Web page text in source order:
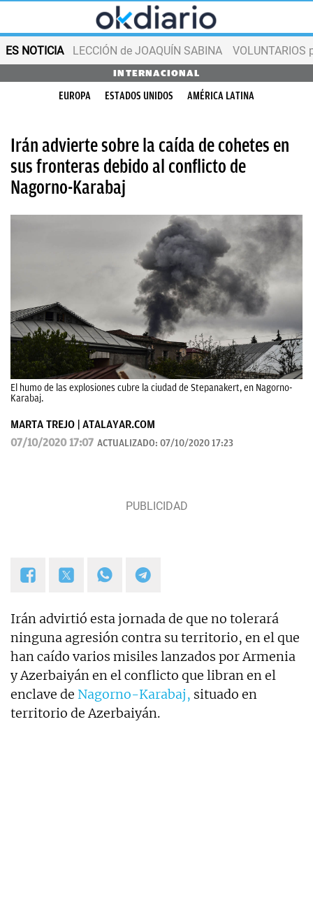
ES NOTICIA LECCIÓN de JOAQUÍN SABINA VOLUNTARIOS
INTERNACIONAL
EUROPA ESTADOS UNIDOS AMÉRICA LATINA
Irán advierte sobre la caída de cohetes en
sus fronteras debido al conflicto de
Nagorno-Karabaj
El humo de las explosiones cubre la ciudad de Stepanakert, en Nagorno-
Karabaj.
MARTA TREJO | ATALAYAR.COM
07/10/2020 17:07 ACTUALIZADO: 07/10/2020 17:23
Irán advirtió esta jornada de que no tolerará
ninguna agresión contra su territorio, en el que
han caído varios misiles lanzados por Armenia
y Azerbaiyán en el conflicto que libran en el
enclave de Nagorno-Karabaj, situado en
territorio de Azerbaiyán.